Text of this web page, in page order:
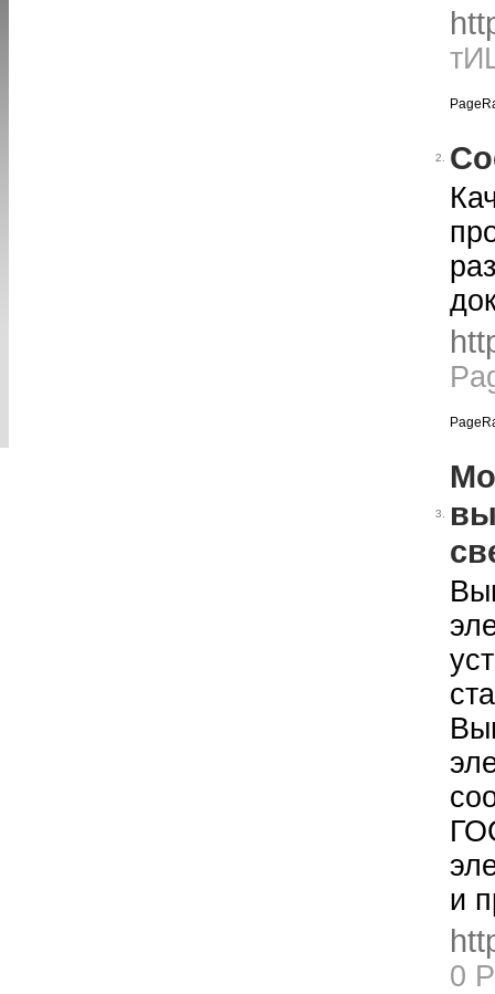
2.
3.
и
0